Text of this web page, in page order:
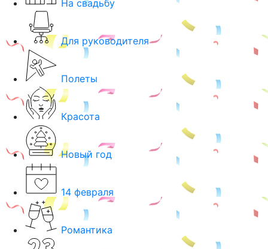
На свадьбу
Для руководителя
Полеты
Красота
Новый год
14 февраля
Романтика